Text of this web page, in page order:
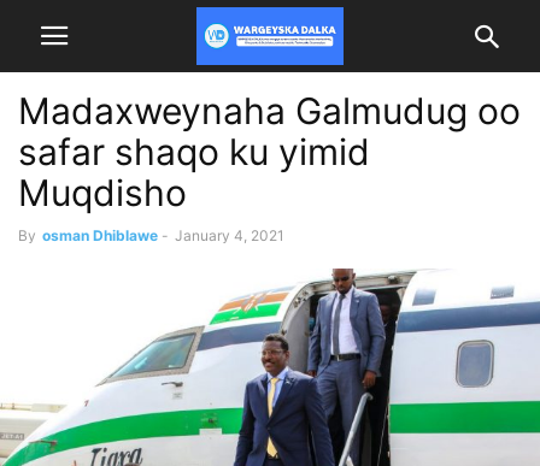
Madaxweynaha Galmudug oo
safar shaqo ku yimid
Muqdisho
By osman Dhiblawe - January 4, 2021